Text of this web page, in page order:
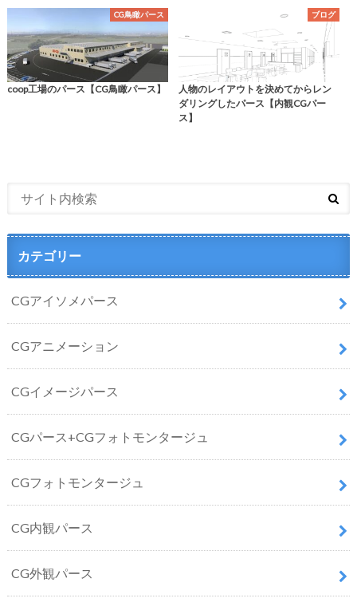
CG鳥瞰パース
coop工場のパース【CG鳥瞰パース】
ブログ
人物のレイアウトを決めてからレン
ダリングしたパース【内観CGパー
ス】
カテゴリー
CGアイソメパース
CGアニメーション
CGイメージパース
CGパース+CGフォトモンタージュ
CGフォトモンタージュ
CG内観パース
CG外観パース